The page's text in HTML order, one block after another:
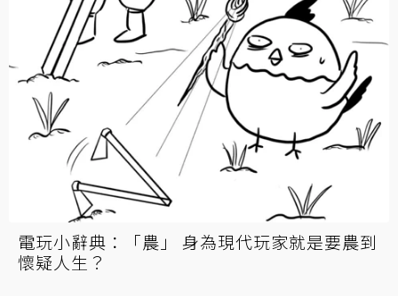
電玩小辭典：「農」 身為現代玩家就是要農到
懷疑人生？